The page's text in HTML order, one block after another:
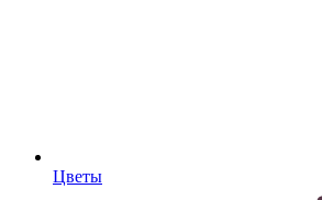
Цветы